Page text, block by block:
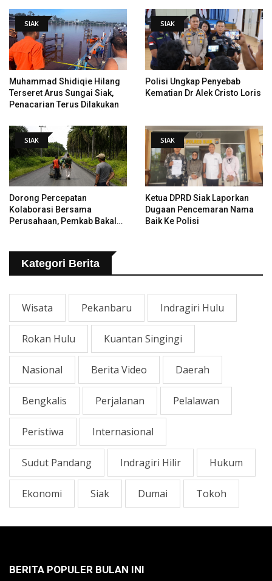
SIAK
Muhammad Shidiqie Hilang
Terseret Arus Sungai Siak,
Penacarian Terus Dilakukan
SIAK
Polisi Ungkap Penyebab
Kematian Dr Alek Cristo Loris
SIAK
Dorong Percepatan
Kolaborasi Bersama
Perusahaan, Pemkab Bakal
SIAK
Ketua DPRD Siak Laporkan
Dugaan Pencemaran Nama
Baik Ke Polisi
Kategori Berita
Wisata Pekanbaru Indragiri Hulu
Rokan Hulu Kuantan Singingi
Nasional Berita Video Daerah
Bengkalis Perjalanan Pelalawan
Peristiwa Internasional
Sudut Pandang Indragiri Hilir Hukum
Ekonomi Siak Dumai Tokoh
BERITA POPULER BULAN INI